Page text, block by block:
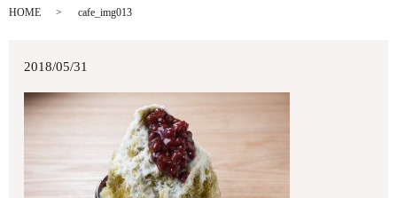
HOME cafe_img013
2018/05/31